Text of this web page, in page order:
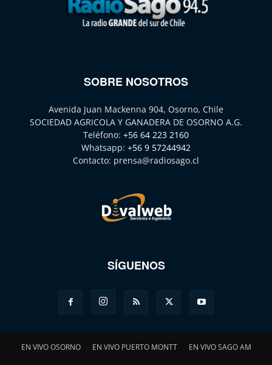
SOBRE NOSOTROS
Avenida Juan Mackenna 904, Osorno, Chile
SOCIEDAD AGRICOLA Y GANADERA DE OSORNO A.G.
Teléfono: +56 64 223 2160
Whatsapp: +56 9 57244942
Contacto: prensa@radiosago.cl
SÍGUENOS
EN VIVO OSORNO EN VIVO PUERTO MONTT EN VIVO SAGO AM